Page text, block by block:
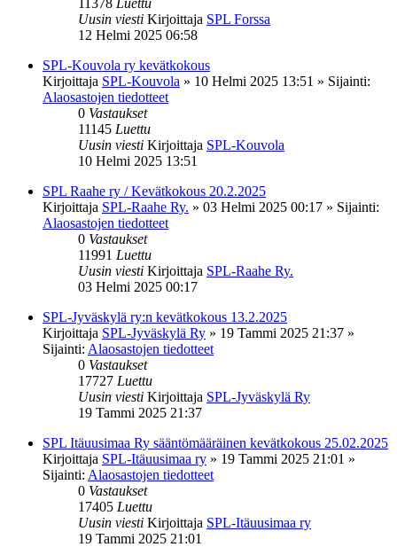
Uusin viesti Kirjoittaja SPL Forssa
12 Helmi 2025 06:58
SPL-Kouvola ry kevätkokous
Kirjoittaja SPL-Kouvola » 10 Helmi 2025 13:51 » Sijainti:
Alaosastojen tiedotteet
0 Vastaukset
11145 Luettu
Uusin viesti Kirjoittaja SPL-Kouvola
10 Helmi 2025 13:51
SPL Raahe ry / Kevätkokous 20.2.2025
Kirjoittaja SPL-Raahe Ry. » 03 Helmi 2025 00:17 » Sijainti:
Alaosastojen tiedotteet
0 Vastaukset
11991 Luettu
Uusin viesti Kirjoittaja SPL-Raahe Ry.
03 Helmi 2025 00:17
SPL-Jyväskylä ry:n kevätkokous 13.2.2025
Kirjoittaja SPL-Jyväskylä Ry » 19 Tammi 2025 21:37 »
Sijainti: Alaosastojen tiedotteet
0 Vastaukset
17727 Luettu
Uusin viesti Kirjoittaja SPL-Jyväskylä Ry
19 Tammi 2025 21:37
SPL Itäuusimaa Ry sääntömääräinen kevätkokous 25.02.2025
Kirjoittaja SPL-Itäuusimaa ry » 19 Tammi 2025 21:01 »
Sijainti: Alaosastojen tiedotteet
0 Vastaukset
17405 Luettu
Uusin viesti Kirjoittaja SPL-Itäuusimaa ry
19 Tammi 2025 21:01